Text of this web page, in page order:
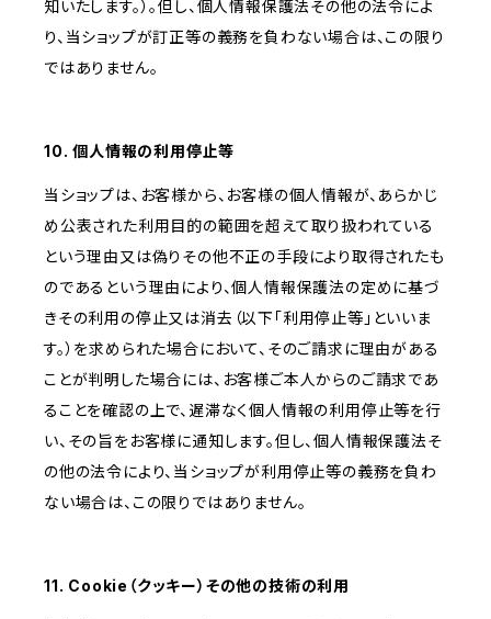
知いたします。）。但し、個人情報保護法その他の法令によ
り、当ショップが訂正等の義務を負わない場合は、この限り
ではありません。
10. 個人情報の利用停止等
当ショップは、お客様から、お客様の個人情報が、あらかじ
め公表された利用目的の範囲を超えて取り扱われている
という理由又は偽りその他不正の手段により取得されたも
のであるという理由により、個人情報保護法の定めに基づ
きその利用の停止又は消去（以下「利用停止等」といいま
す。）を求められた場合において、そのご請求に理由がある
ことが判明した場合には、お客様ご本人からのご請求であ
ることを確認の上で、遅滞なく個人情報の利用停止等を行
い、その旨をお客様に通知します。但し、個人情報保護法そ
の他の法令により、当ショップが利用停止等の義務を負わ
ない場合は、この限りではありません。
11. Cookie（クッキー）その他の技術の利用